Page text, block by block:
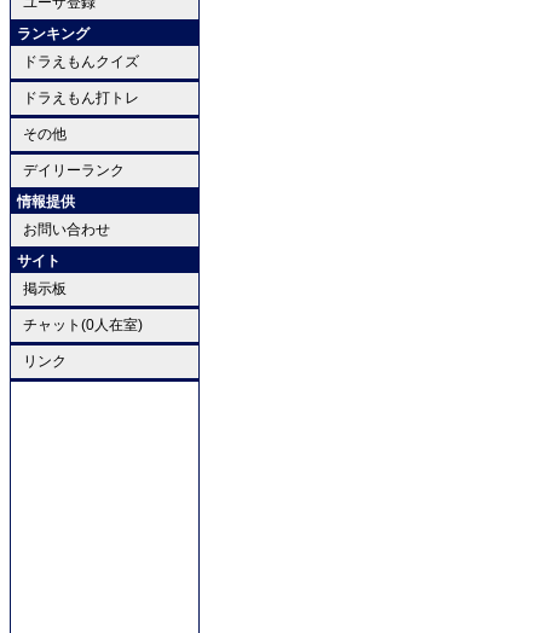
ランキング
ドラえもんクイズ
ドラえもん打トレ
その他
デイリーランク
情報提供
お問い合わせ
サイト
掲示板
チャット(0人在室)
リンク